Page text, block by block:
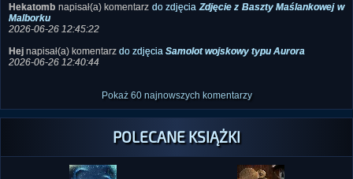
Hekatomb napisał(a) komentarz do zdjęciaZdjęcie z Baszty Maślankowej w
Malborku
2026-06-26 12:45:22
Hej napisał(a) komentarz do zdjęcia Samolot wojskowy typu Aurora
2026-06-26 12:40:44
Pokaż 60 najnowszych komentarzy
POLECANE KSIĄŻKI